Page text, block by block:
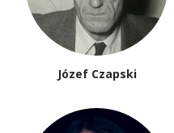
Józef Czapski